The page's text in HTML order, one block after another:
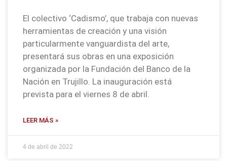
El colectivo ‘Cadismo’, que trabaja con nuevas
herramientas de creación y una visión
particularmente vanguardista del arte,
presentará sus obras en una exposición
organizada por la Fundación del Banco de la
Nación en Trujillo. La inauguración está
prevista para el viernes 8 de abril.
LEER MÁS »
4 de abril de 2022